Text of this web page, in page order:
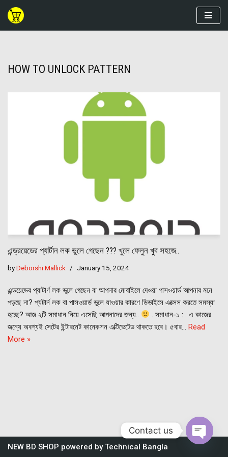
HOW TO UNLOCK PATTERN
এন্ড্রয়েডের প্যার্টান লক ভুলে গেছেন ??? খুলে ফেলুন খুব সহজে..
byDeborshi Mallick January 15, 2024
এন্ডয়েডের প্যাটার্ণ লক ভূলে গেছেন বা আপনার মোবাইলে দেওয়া পাসওয়ার্ড আপনার মনে
পড়ছে না? প্যটার্ন লক বা পাসওয়ার্ড ভুলে যাওয়ার কারণে ডিভাইসে এক্সেস করতে সমস্যা
হচ্ছে? আজ ২টি সমাধান নিয়ে এসেছি আপনাদের জন্য..
. সমাধান-১ : . এ কাজের
জন্যে অবশ্যই সেটের ইন্টারনেট কানেকশন এক্টিভেটেড থাকতে হবে। ৫বার… Read
More »
NEW BD SHOP powered byTechnical Bangla
Contact us